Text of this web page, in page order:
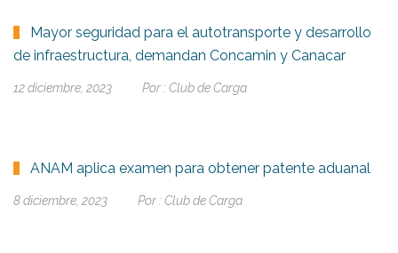
Mayor seguridad para el autotransporte y desarrollo
de infraestructura, demandan Concamin y Canacar
12 diciembre, 2023 Por : Club de Carga
ANAM aplica examen para obtener patente aduanal
8 diciembre, 2023 Por : Club de Carga